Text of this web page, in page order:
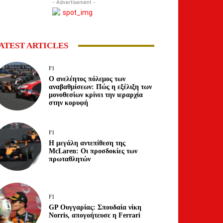
- Advertisement -
ARTICLES
F1
Ο ανελέητος πόλεμος των
αναβαθμίσεων: Πώς η εξέλιξη των
μονοθεσίων κρίνει την ιεραρχία
στην κορυφή
F1
Η μεγάλη αντεπίθεση της
McLaren: Οι προσδοκίες των
πρωταθλητών
F1
GP Ουγγαρίας: Σπουδαία νίκη
Norris, απογοήτευσε η Ferrari